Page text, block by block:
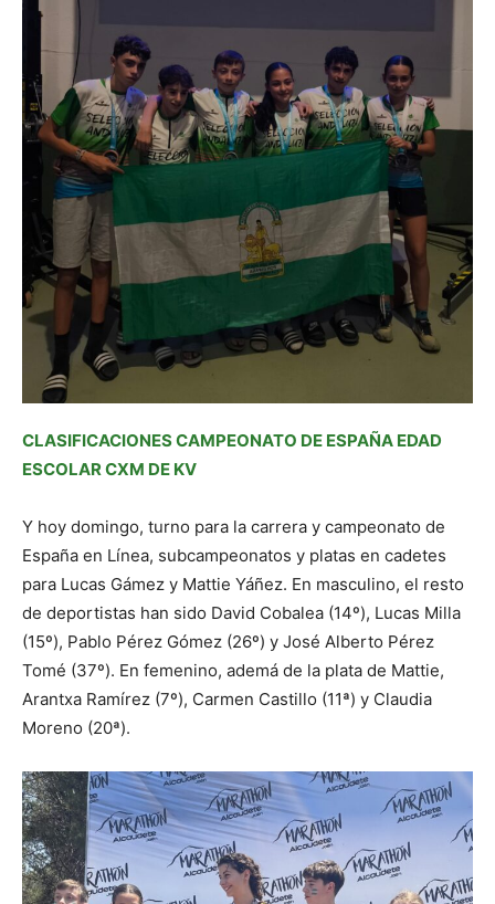
CLASIFICACIONES CAMPEONATO DE ESPAÑA EDAD
ESCOLAR CXM DE KV
Y hoy domingo, turno para la carrera y campeonato de
España en Línea, subcampeonatos y platas en cadetes
para Lucas Gámez y Mattie Yáñez. En masculino, el resto
de deportistas han sido David Cobalea (14º), Lucas Milla
(15º), Pablo Pérez Gómez (26º) y José Alberto Pérez
Tomé (37º). En femenino, ademá de la plata de Mattie,
Arantxa Ramírez (7º), Carmen Castillo (11ª) y Claudia
Moreno (20ª).